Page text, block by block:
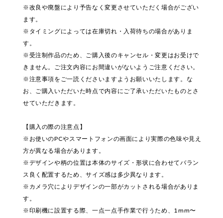
※改良や廃盤により予告なく変更させていただく場合がござい
ます。
※タイミングによっては在庫切れ・入荷待ちの場合がありま
す。
※受注制作品のため、ご購入後のキャンセル・変更はお受けで
きません。ご注文内容にお間違いがないようご注意ください。
※注意事項をご一読くださいますようお願いいたします。な
お、ご購入いただいた時点で内容にご了承いただいたものとさ
せていただきます。
【購入の際の注意点】
※お使いのPCやスマートフォンの画面により実際の色味や見え
方が異なる場合があります。
※デザインや柄の位置は本体のサイズ・形状に合わせてバラン
ス良く配置するため、サイズ感は多少異なります。
※カメラ穴によりデザインの一部がカットされる場合がありま
す。
※印刷機に設置する際、一点一点手作業で行うため、1mm〜